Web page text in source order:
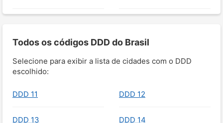
Todos os códigos DDD do Brasil
Selecione para exibir a lista de cidades com o DDD
escolhido:
DDD 11 DDD 12
DDD 13 DDD 14